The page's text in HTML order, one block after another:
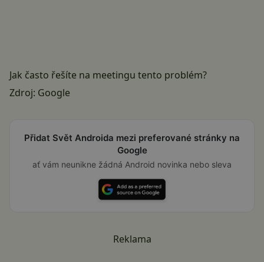
Jak často řešíte na meetingu tento problém?
Zdroj: Google
Přidat Svět Androida mezi preferované stránky na
Google
ať vám neunikne žádná Android novinka nebo sleva
Reklama